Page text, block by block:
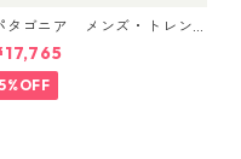
タゴニア メンズ・トレン
シェル 3L・レイン・パンツ
ショート） (カラー Black)
Men's Torrentshe
3L Rain Pants - Short 日本
5%OFF